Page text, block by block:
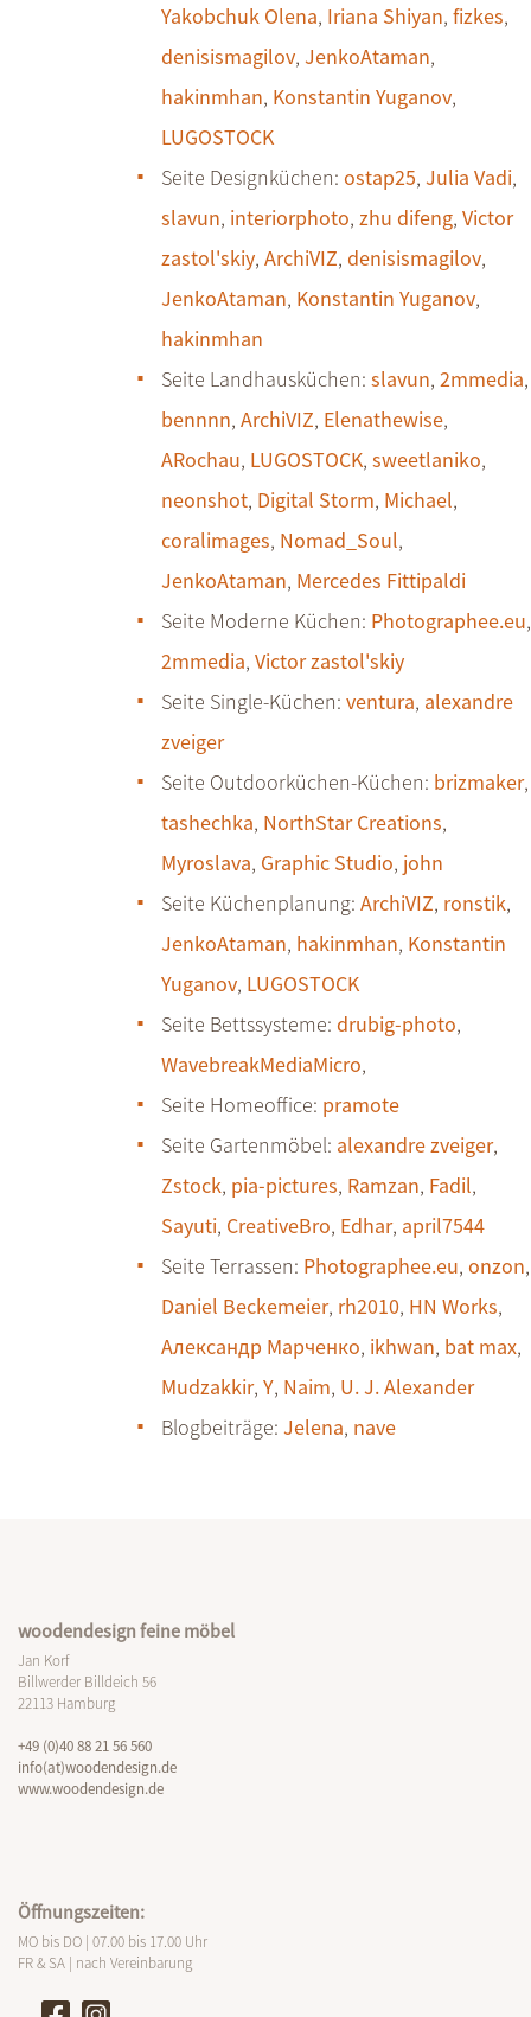
Yakobchuk Olena, Iriana Shiyan, fizkes,
denisismagilov, JenkoAtaman,
hakinmhan, Konstantin Yuganov,
LUGOSTOCK
Seite Designküchen: ostap25, Julia Vadi,
slavun, interiorphoto, zhu difeng, Victor
zastol'skiy, ArchiVIZ, denisismagilov,
JenkoAtaman, Konstantin Yuganov,
hakinmhan
Seite Landhausküchen: slavun, 2mmedia,
bennnn, ArchiVIZ, Elenathewise,
ARochau, LUGOSTOCK, sweetlaniko,
neonshot, Digital Storm, Michael,
coralimages, Nomad_Soul,
JenkoAtaman, Mercedes Fittipaldi
Seite Moderne Küchen: Photographee.eu,
2mmedia, Victor zastol'skiy
Seite Single-Küchen: ventura, alexandre
zveiger
Seite Outdoorküchen-Küchen: brizmaker,
tashechka, NorthStar Creations,
Myroslava, Graphic Studio, john
Seite Küchenplanung: ArchiVIZ, ronstik,
JenkoAtaman, hakinmhan, Konstantin
Yuganov, LUGOSTOCK
Seite Bettssysteme: drubig-photo,
WavebreakMediaMicro,
Seite Homeoffice: pramote
Seite Gartenmöbel: alexandre zveiger,
Zstock, pia-pictures, Ramzan, Fadil,
Sayuti, CreativeBro, Edhar, april7544
Seite Terrassen: Photographee.eu, onzon,
Daniel Beckemeier, rh2010, HN Works,
Александр Марченко, ikhwan, bat max,
Mudzakkir, Y, Naim, U. J. Alexander
Blogbeiträge: Jelena, nave
woodendesign feine möbel
Jan Korf
Billwerder Billdeich 56
22113 Hamburg
+49 (0)40 88 21 56 560
info(at)woodendesign.de
www.woodendesign.de
Öffnungszeiten:
MO bis DO | 07.00 bis 17.00 Uhr
FR & SA | nach Vereinbarung